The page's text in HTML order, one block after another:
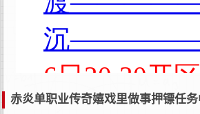
赤炎单职业传奇嬉戏里做事押镖任